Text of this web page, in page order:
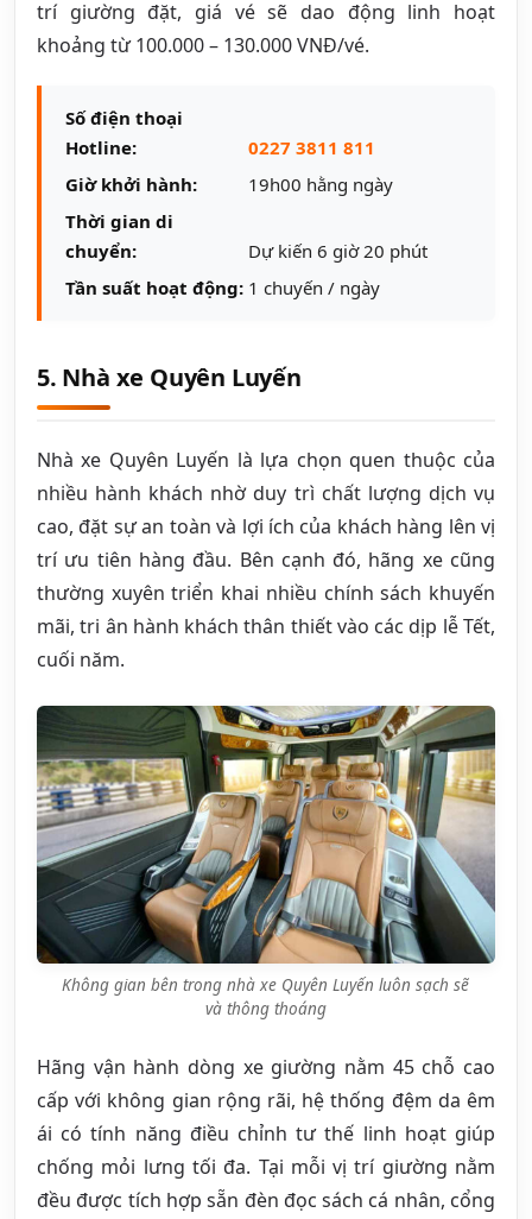
trí giường đặt, giá vé sẽ dao động linh hoạt
khoảng từ 100.000 – 130.000 VNĐ/vé.
Số điện thoại
Hotline:
0227 3811 811
Giờ khởi hành:
19h00 hằng ngày
Thời gian di
chuyển:
Dự kiến 6 giờ 20 phút
Tần suất hoạt động: 1 chuyến / ngày
5. Nhà xe Quyên Luyến
Nhà xe Quyên Luyến là lựa chọn quen thuộc của
nhiều hành khách nhờ duy trì chất lượng dịch vụ
cao, đặt sự an toàn và lợi ích của khách hàng lên vị
trí ưu tiên hàng đầu. Bên cạnh đó, hãng xe cũng
thường xuyên triển khai nhiều chính sách khuyến
mãi, tri ân hành khách thân thiết vào các dịp lễ Tết,
cuối năm.
Không gian bên trong nhà xe Quyên Luyến luôn sạch sẽ
và thông thoáng
Hãng vận hành dòng xe giường nằm 45 chỗ cao
cấp với không gian rộng rãi, hệ thống đệm da êm
ái có tính năng điều chỉnh tư thế linh hoạt giúp
chống mỏi lưng tối đa. Tại mỗi vị trí giường nằm
đều được tích hợp sẵn đèn đọc sách cá nhân, cổng